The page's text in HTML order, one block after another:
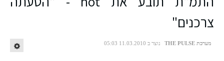
צרכנים"
מערכת THE PULSE נוצר ב 11.03.2010 05:03